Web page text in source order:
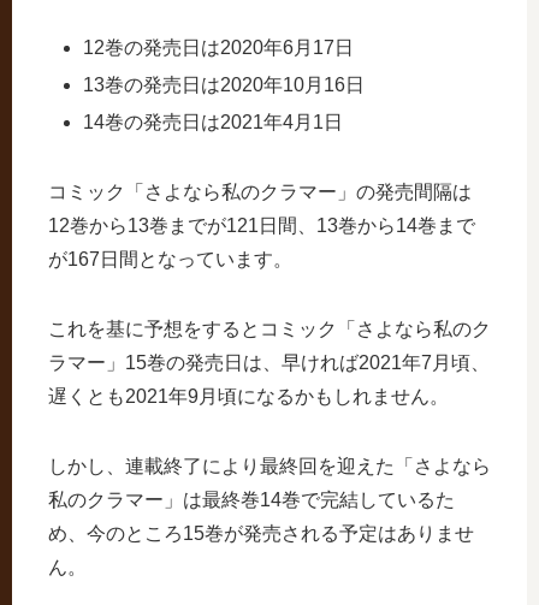
12巻の発売日は2020年6月17日
13巻の発売日は2020年10月16日
14巻の発売日は2021年4月1日
コミック「さよなら私のクラマー」の発売間隔は
12巻から13巻までが121日間、13巻から14巻まで
が167日間となっています。
これを基に予想をするとコミック「さよなら私のク
ラマー」15巻の発売日は、早ければ2021年7月頃、
遅くとも2021年9月頃になるかもしれません。
しかし、連載終了により最終回を迎えた「さよなら
私のクラマー」は最終巻14巻で完結しているた
め、今のところ15巻が発売される予定はありませ
ん。